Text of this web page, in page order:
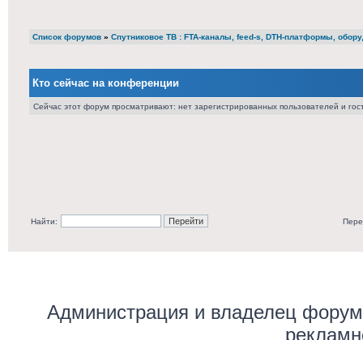
Список форумов » Cпутниковое ТВ : FTA-каналы, feed-s, DTH-платформы,
Кто сейчас на конференции
Сейчас этот форум просматривают: нет зарегистрированных пользователей и
Найти:
Администрация и владелец